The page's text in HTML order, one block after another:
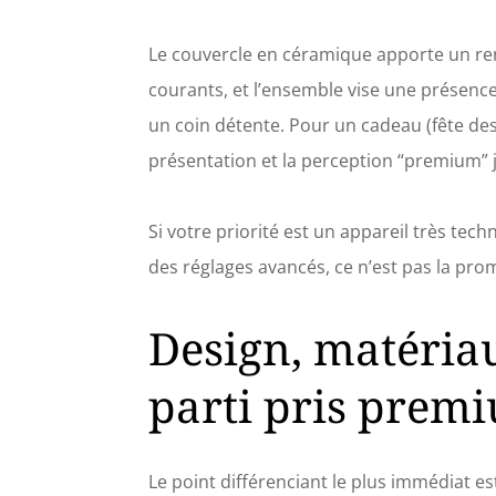
d'hévéa – un matériau recyclé
Mode d'emploi : il suffit de remplir
le niveau maximal, puis
instantanément une fine
la lumière et le mode Le cadeau
diffuseur de parfum lorsque vous
Plus qu'un simple cadeau, c'est un
élément de luxe à leur vie
espaces de vie en
Le couvercle en céramique apporte un
courants, et l’ensemble vise une
un coin détente. Pour un cadeau (fête
présentation et la perception “premium”
Si votre priorité est un appareil très
des réglages avancés, ce n’est pas la
Design,
parti pris
Le point différenciant le plus immédiat